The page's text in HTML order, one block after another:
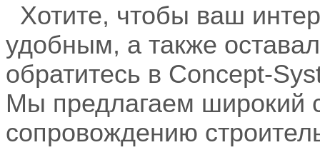
Хотите, чтобы ваш
удобным, а также
обратитесь в Concept-
Мы предлагаем широкий
сопровождению